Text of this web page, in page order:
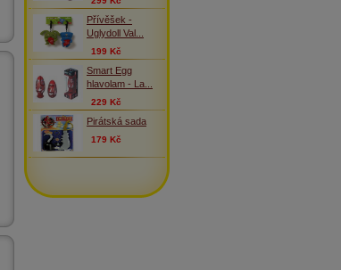
Přívěšek -
Uglydoll Val...
199 Kč
Smart Egg
hlavolam - La...
229 Kč
Pirátská sada
179 Kč